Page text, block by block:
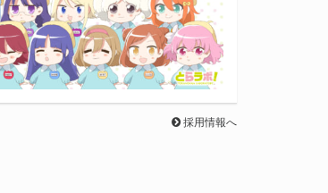
採用情報へ